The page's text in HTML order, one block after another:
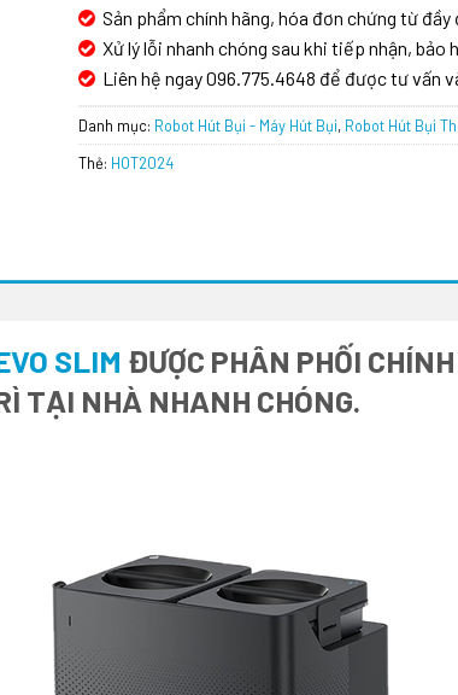
Sản phẩm chính hãng, hóa đơn chứng từ đầy
Xử lý lỗi nhanh chóng sau khi tiếp nhận, bảo
Liên hệ ngay 096.775.4648 để được tư vấn
Danh mục: Robot Hút Bụi - Máy Hút Bụi, Robot Hút Bụi
Thẻ: HOT2024
SLIM ĐƯỢC PHÂN PHỐI
TẠI NHÀ NHANH CHÓNG.